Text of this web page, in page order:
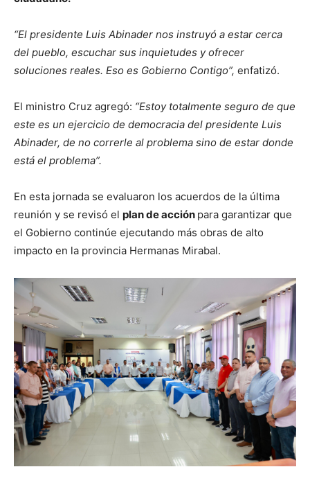
“El presidente Luis Abinader nos instruyó a estar cerca
del pueblo, escuchar sus inquietudes y ofrecer
soluciones reales. Eso es Gobierno Contigo”, enfatizó.
El ministro Cruz agregó: “Estoy totalmente seguro de que
este es un ejercicio de democracia del presidente Luis
Abinader, de no correrle al problema sino de estar donde
está el problema”.
En esta jornada se evaluaron los acuerdos de la última
reunión y se revisó el plan de acción para garantizar que
el Gobierno continúe ejecutando más obras de alto
impacto en la provincia Hermanas Mirabal.